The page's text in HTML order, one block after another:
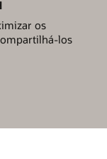
os
los